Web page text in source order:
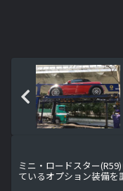
ミニ・ロードスター
ているオプション装備を